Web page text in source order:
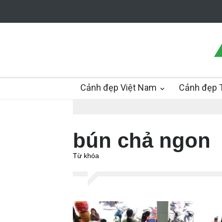
Cảnh đẹp Việt Nam Cảnh đẹp
bún chả ngon
Từ khóa